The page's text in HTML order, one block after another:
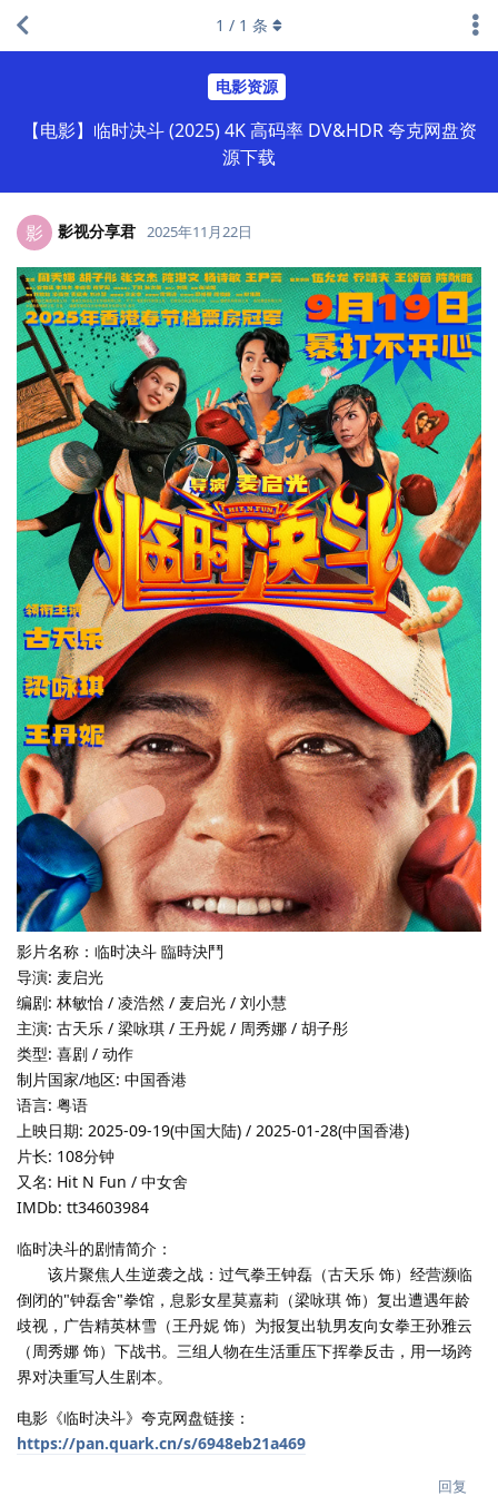
电影资源
【电影】临时决斗 (2025) 4K 高码率 DV&HDR 夸克网盘资
源下载
1 / 1 条
影 影视分享君 2025年11月22日
影片名称：临时决斗 臨時決鬥
导演: 麦启光
编剧: 林敏怡 / 凌浩然 / 麦启光 / 刘小慧
主演: 古天乐 / 梁咏琪 / 王丹妮 / 周秀娜 / 胡子彤
类型: 喜剧 / 动作
制片国家/地区: 中国香港
语言: 粤语
上映日期: 2025-09-19(中国大陆) / 2025-01-28(中国香港)
片长: 108分钟
又名: Hit N Fun / 中女舍
IMDb: tt34603984
临时决斗的剧情简介：
该片聚焦人生逆袭之战：过气拳王钟磊（古天乐 饰）经营濒临
倒闭的"钟磊舍"拳馆，息影女星莫嘉莉（梁咏琪 饰）复出遭遇年龄
歧视，广告精英林雪（王丹妮 饰）为报复出轨男友向女拳王孙雅云
（周秀娜 饰）下战书。三组人物在生活重压下挥拳反击，用一场跨
界对决重写人生剧本。
电影《临时决斗》夸克网盘链接：
https://pan.quark.cn/s/6948eb21a469
回复